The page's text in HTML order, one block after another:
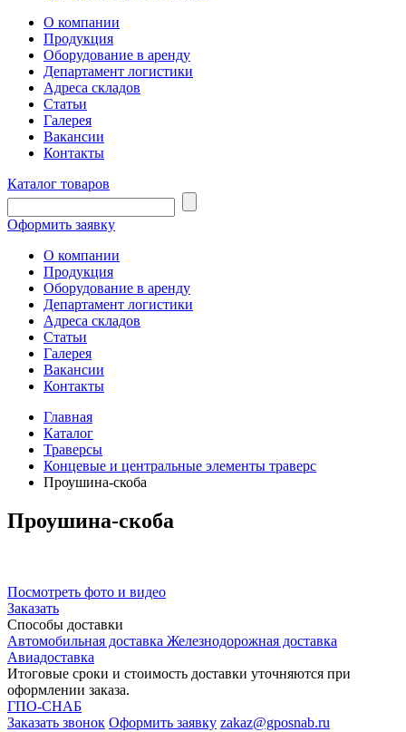
О компании
Продукция
Оборудование в аренду
Департамент логистики
Адреса складов
Статьи
Галерея
Вакансии
Контакты
Каталог товаров
Оформить заявку
О компании
Продукция
Оборудование в аренду
Департамент логистики
Адреса складов
Статьи
Галерея
Вакансии
Контакты
Главная
Каталог
Траверсы
Концевые и центральные элементы траверс
Проушина-скоба
Проушина-скоба
Посмотреть фото и видео
Заказать
Способы доставки
Автомобильная доставка Железнодорожная доставка
Авиадоставка
Итоговые сроки и стоимость доставки уточняются при
оформлении заказа.
ГПО-СНАБ
Заказать звонок Оформить заявку zakaz@gposnab.ru